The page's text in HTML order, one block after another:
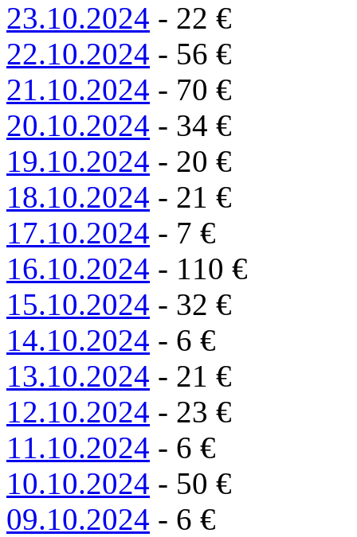
23.10.2024 - 22 €
22.10.2024 - 56 €
21.10.2024 - 70 €
20.10.2024 - 34 €
19.10.2024 - 20 €
18.10.2024 - 21 €
17.10.2024 - 7 €
16.10.2024 - 110 €
15.10.2024 - 32 €
14.10.2024 - 6 €
13.10.2024 - 21 €
12.10.2024 - 23 €
11.10.2024 - 6 €
10.10.2024 - 50 €
09.10.2024 - 6 €